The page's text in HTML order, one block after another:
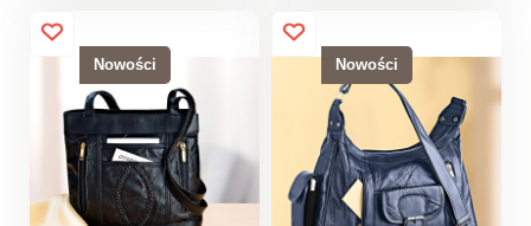
zamek błyskawiczny.
Zamek z
karabińczykiem na
przedniej przegrodzie
pomaga chronić przed
kradzieżą. Może być
noszona swobodnie na
ramieniu lub jak
zapewnia wygodne i
bezpieczne noszenie.
Modny typ torby.
Torba crossbody +
torba na ramię.
Miękka jak skóra
napa. Odpinany,
regulowany pasek na
Nowości Nowości